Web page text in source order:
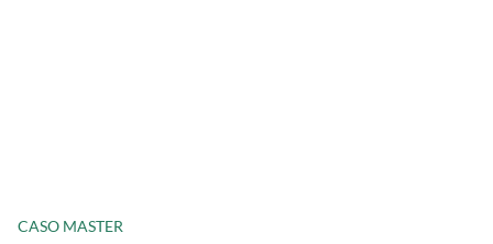
CASO MASTER